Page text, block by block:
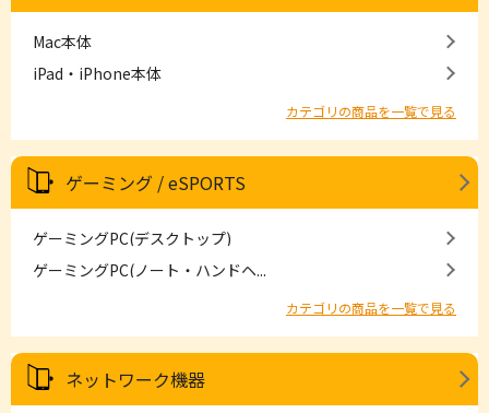
Mac本体
iPad・iPhone本体
カテゴリの商品を一覧で見る
ゲーミング / eSPORTS
ゲーミングPC(デスクトップ)
ゲーミングPC(ノート・ハンドヘ...
カテゴリの商品を一覧で見る
ネットワーク機器